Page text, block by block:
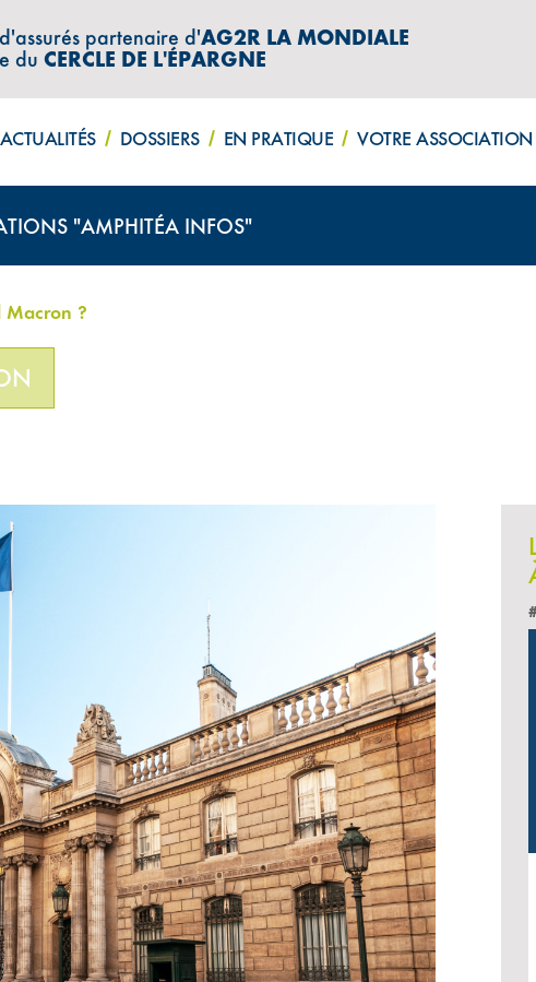
partenaire d'AG2R LA MONDIALE
duCERCLE DE L'ÉPARGNE
ACTUALITÉS DOSSIERS EN PRATIQUE VOTRE ASSOCIATION
"AMPHITÉA INFOS"
Macron ?